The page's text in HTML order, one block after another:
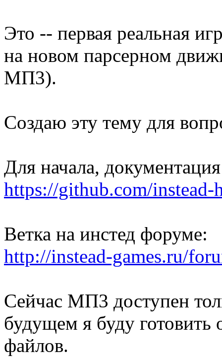
Это -- первая реальная
на новом парсерном
МП3).
Создаю эту тему для
Для начала,
https://github.com/
Ветка на инстед форуме:
http://instead-games.ru/
Сейчас МП3 доступен
будущем я буду
файлов.